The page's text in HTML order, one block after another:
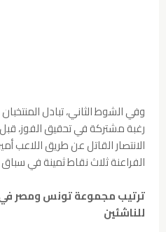
وفي الشوط الثاني، تبادل
رغبة مشتركة في تحقيق الفوز،
الفراعنة ثلاث نقاط ثمينة في سباق
ترتيب مجموعة تونس ومصر
للناشئين